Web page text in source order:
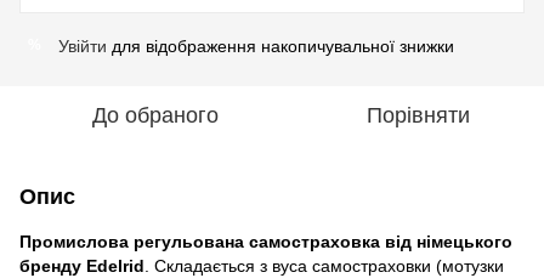
Увійти для відображення накопичувальної знижки
До обраного Порівняти
Опис
Промислова регульована самостраховка від німецького
бренду Edelrid . Складається з вуса самостраховки (мотузки